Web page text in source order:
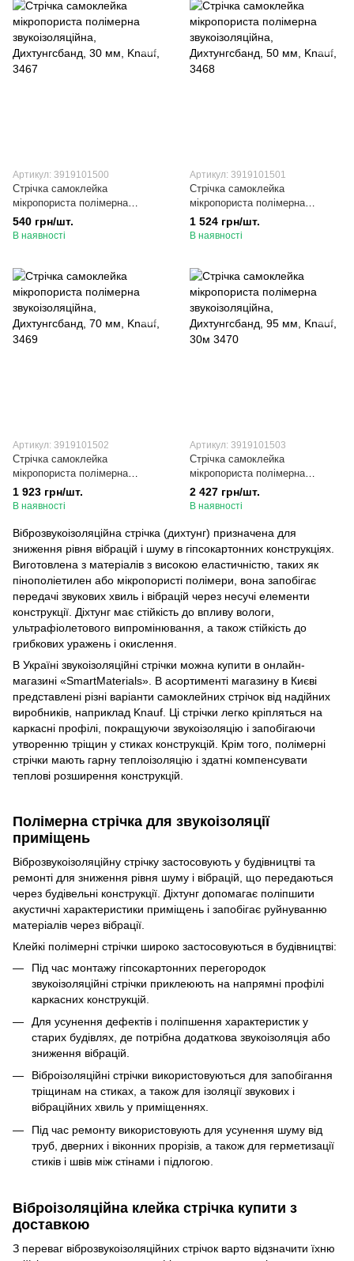
Артикул: 3919101500
Стрічка самоклейка
мікропориста полімерна
звукоізоляційна, Дихтунгсбанд,
30 мм, Knauf, 3467
540 грн/шт.
В наявності
Артикул: 3919101501
Стрічка самоклейка
мікропориста полімерна
звукоізоляційна, Дихтунгсбанд,
50 мм, Knauf, 3468
1 524 грн/шт.
В наявності
Артикул: 3919101502
Стрічка самоклейка
мікропориста полімерна
звукоізоляційна, Дихтунгсбанд,
70 мм, Knauf, 3469
1 923 грн/шт.
В наявності
Артикул: 3919101503
Стрічка самоклейка
мікропориста полімерна
звукоізоляційна, Дихтунгсбанд,
95 мм, Knauf, 30м 3470
2 427 грн/шт.
В наявності
Віброзвукоізоляційна стрічка (дихтунг) призначена для
зниження рівня вібрацій і шуму в гіпсокартонних конструкціях.
Виготовлена з матеріалів з високою еластичністю, таких як
пінополіетилен або мікропористі полімери, вона запобігає
передачі звукових хвиль і вібрацій через несучі елементи
конструкції. Діхтунг має стійкість до впливу вологи,
ультрафіолетового випромінювання, а також стійкість до
грибкових уражень і окислення.
В Україні звукоізоляційні стрічки можна купити в онлайн-
магазині «SmartMaterials». В асортименті магазину в Києві
представлені різні варіанти самоклейних стрічок від надійних
виробників, наприклад Knauf. Ці стрічки легко кріпляться на
каркасні профілі, покращуючи звукоізоляцію і запобігаючи
утворенню тріщин у стиках конструкцій. Крім того, полімерні
стрічки мають гарну теплоізоляцію і здатні компенсувати
теплові розширення конструкцій.
Полімерна стрічка для звукоізоляції
приміщень
Віброзвукоізоляційну стрічку застосовують у будівництві та
ремонті для зниження рівня шуму і вібрацій, що передаються
через будівельні конструкції. Діхтунг допомагає поліпшити
акустичні характеристики приміщень і запобігає руйнуванню
матеріалів через вібрації.
Клейкі полімерні стрічки широко застосовуються в будівництві:
Під час монтажу гіпсокартонних перегородок
звукоізоляційні стрічки приклеюють на напрямні профілі
каркасних конструкцій.
Для усунення дефектів і поліпшення характеристик у
старих будівлях, де потрібна додаткова звукоізоляція або
зниження вібрацій.
Віброізоляційні стрічки використовуються для запобігання
тріщинам на стиках, а також для ізоляції звукових і
вібраційних хвиль у приміщеннях.
Під час ремонту використовують для усунення шуму від
труб, дверних і віконних прорізів, а також для герметизації
стиків і швів між стінами і підлогою.
Віброізоляційна клейка стрічка купити з
доставкою
З переваг віброзвукоізоляційних стрічок варто відзначити їхню